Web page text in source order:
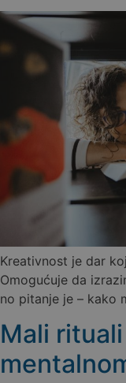
Kreativnost je dar
Omogućuje da
no pitanje je – kako
Mali